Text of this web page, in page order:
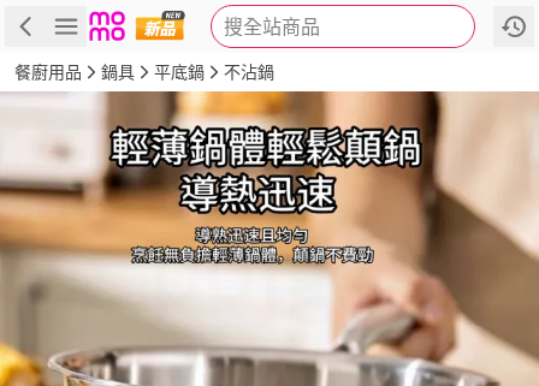
搜全站商品
商品 評價 詳情 規格
餐廚用品 鍋具 平底鍋 不沾鍋